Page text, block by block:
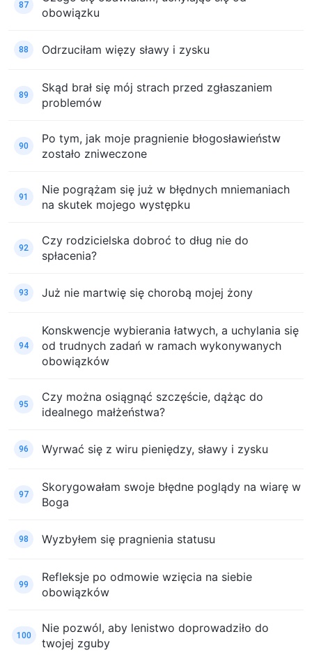
87
obowiązku
88 Odrzuciłam więzy sławy i zysku
89
Skąd brał się mój strach przed zgłaszaniem
problemów
90
Po tym, jak moje pragnienie błogosławieństw
zostało zniweczone
91
Nie pogrążam się już w błędnych mniemaniach
na skutek mojego występku
92
Czy rodzicielska dobroć to dług nie do
spłacenia?
93 Już nie martwię się chorobą mojej żony
94
Konskwencje wybierania łatwych, a uchylania się
od trudnych zadań w ramach wykonywanych
obowiązków
95
Czy można osiągnąć szczęście, dążąc do
idealnego małżeństwa?
96 Wyrwać się z wiru pieniędzy, sławy i zysku
97
Skorygowałam swoje błędne poglądy na wiarę w
Boga
98 Wyzbyłem się pragnienia statusu
99
Refleksje po odmowie wzięcia na siebie
obowiązków
100
Nie pozwól, aby lenistwo doprowadziło do
twojej zguby